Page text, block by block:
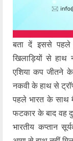
बता दें इससे पहले
खिलाड़ियों से हाथ
एशिया कप जीतने के
नकवी के हाथ से
पहले भारत के साथ
फटकार के बाद वह
भारतीय कप्तान